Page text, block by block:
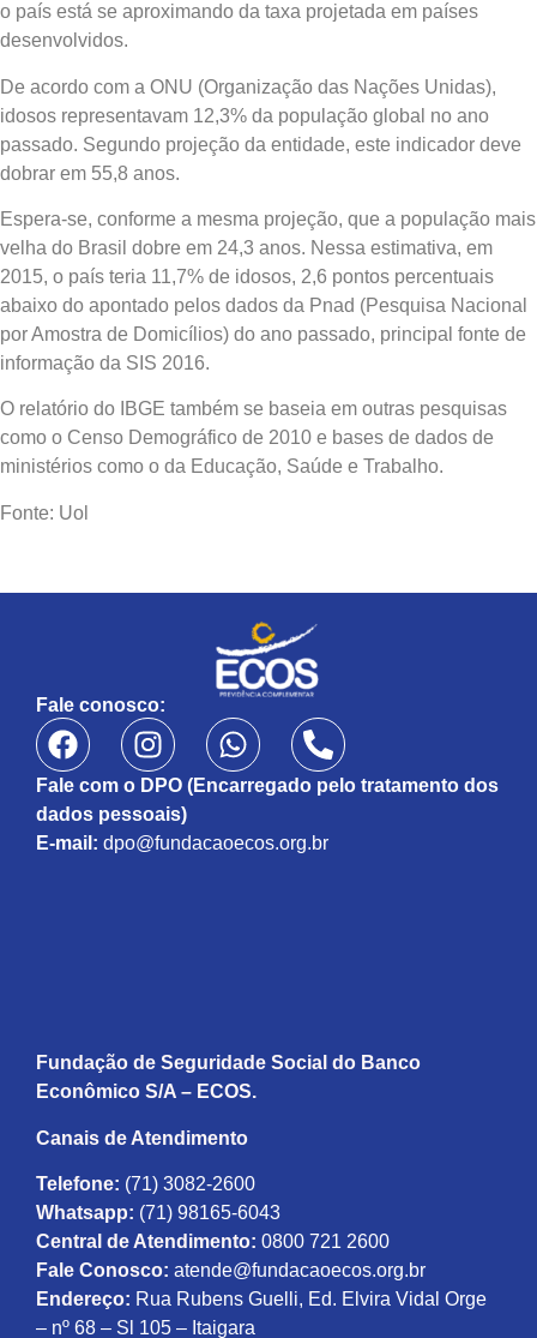
o país está se aproximando da taxa projetada em países
desenvolvidos.
De acordo com a ONU (Organização das Nações Unidas),
idosos representavam 12,3% da população global no ano
passado. Segundo projeção da entidade, este indicador deve
dobrar em 55,8 anos.
Espera-se, conforme a mesma projeção, que a população mais
velha do Brasil dobre em 24,3 anos. Nessa estimativa, em
2015, o país teria 11,7% de idosos, 2,6 pontos percentuais
abaixo do apontado pelos dados da Pnad (Pesquisa Nacional
por Amostra de Domicílios) do ano passado, principal fonte de
informação da SIS 2016.
O relatório do IBGE também se baseia em outras pesquisas
como o Censo Demográfico de 2010 e bases de dados de
ministérios como o da Educação, Saúde e Trabalho.
Fonte: Uol
Fale conosco:
Fale com o DPO (Encarregado pelo tratamento dos
dados pessoais)
E-mail: dpo@fundacaoecos.org.br
Fundação de Seguridade Social do Banco
Econômico S/A – ECOS.
Canais de Atendimento
Telefone: (71) 3082-2600
Whatsapp: (71) 98165-6043
Central de Atendimento: 0800 721 2600
Fale Conosco: atende@fundacaoecos.org.br
Endereço: Rua Rubens Guelli, Ed. Elvira Vidal Orge
– nº 68 – Sl 105 – Itaigara